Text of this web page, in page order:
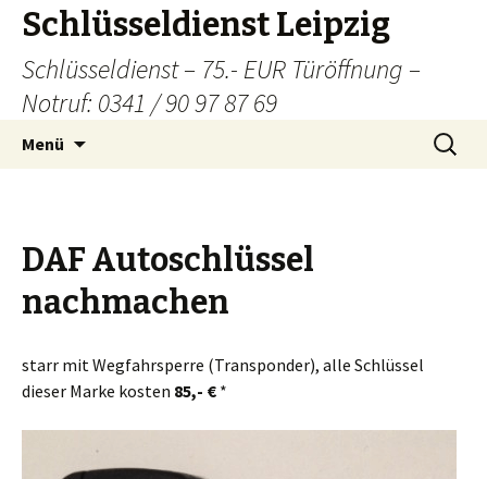
Schlüsseldienst Leipzig
Schlüsseldienst – 75.- EUR Türöffnung –
Notruf: 0341 / 90 97 87 69
Menü
Suchen
nach:
DAF Autoschlüssel
nachmachen
starr mit Wegfahrsperre (Transponder), alle Schlüssel
dieser Marke kosten 85,- € *